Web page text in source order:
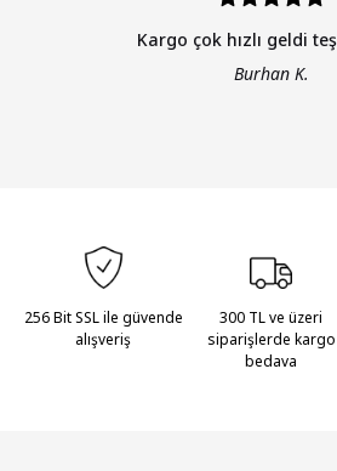
Kargo çok hızlı geldi
Burhan K.
256 Bit SSL ile güvende
alışveriş
300 TL ve üzeri
siparişlerde kargo
bedava